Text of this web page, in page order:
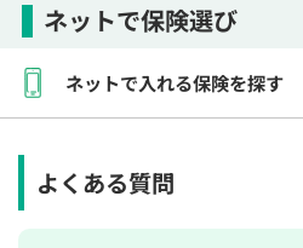
ネットで保険選び
ネットで入れる保険を探す
よくある質問